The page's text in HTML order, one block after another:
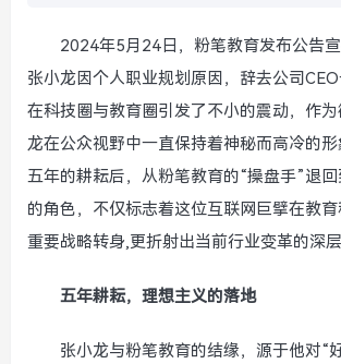
2024年5月24日，粉笔教育发布公告
张小龙因个人职业规划原因，辞去公司
在科技圈与教育圈引发了不小的震动，作
龙在公众视野中一直保持着神秘而高冷的
五年的耕耘后，从粉笔教育的“操盘手”退
的角色，不仅标志着这位互联网巨擘在教
重要战略转身,更折射出当前行业变革的深层
五年耕耘，理想主义的落地
张小龙与粉笔教育的结缘，源于他对“